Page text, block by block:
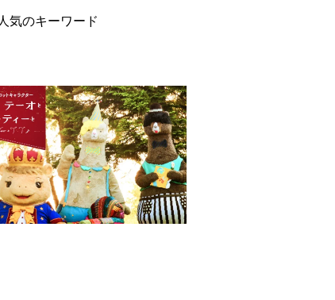
人気のキーワード